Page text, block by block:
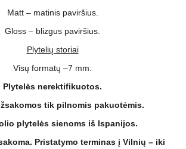
Matt – matinis paviršius.
Gloss – blizgus paviršius.
Plytelių storiai
Visų formatų –7 mm.
Plytelės nerektifikuotos.
tik pilnomis pakuotėmis.
plytelės sienoms iš Ispanijos.
Pristatymo terminas į Vilnių – iki